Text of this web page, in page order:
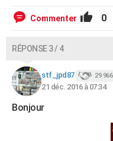
Commenter 0
RÉPONSE 3 / 4
stf_jpd87 29 966
21 déc. 2016 à 07:34
Bonjour